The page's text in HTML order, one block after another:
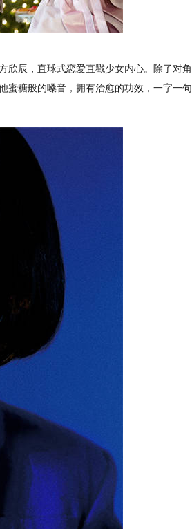
辰，直球式恋爱直戳少女内心。除了对角
蜜糖般的嗓音，拥有治愈的功效，一字一句